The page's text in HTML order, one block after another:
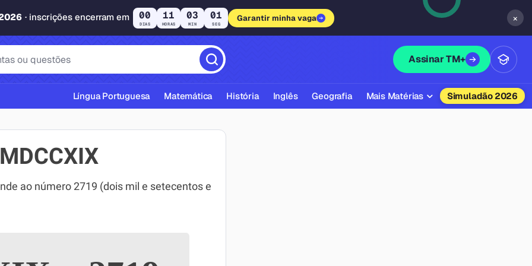
· inscrições encerram em 00
DIAS
11
HORAS
03
MIN
00
SEG
Garantir minha vaga ×
Assinar TM+
ABNT
Língua Portuguesa Matemática História Inglês Geografia Mais Matérias Simuladão 2026
ao número 2719 (dois mil e setecentos e